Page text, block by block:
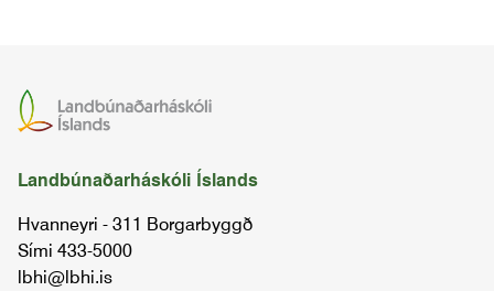
Landbúnaðarháskóli Íslands
Hvanneyri - 311 Borgarbyggð
Sími 433-5000
lbhi@lbhi.is